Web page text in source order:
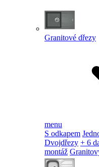
Granitové dřezy
menu
S odkapem
Dvojdřezy + 6
montáž